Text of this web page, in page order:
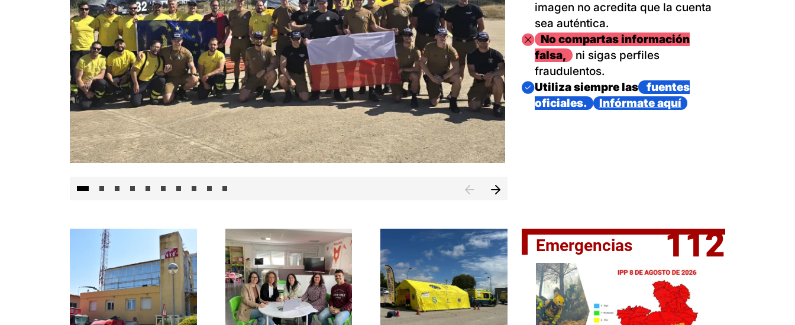
II Vuelta Ciclista CLM LEADER
imagen no acredita que la cuenta
sea auténtica.
ImagenNo compartas información
falsa,
ni sigas perfiles
fraudulentos.
Imagen
Utiliza siempre las
fuentes
oficiales.
Infórmate aquí
Emergencias 112